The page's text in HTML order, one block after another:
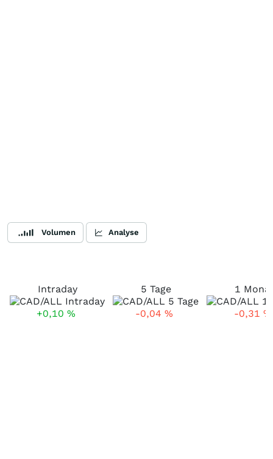
Volumen Analyse
Intraday
+0,10 %
5 Tage
-0,04 %
1
-0,31 %